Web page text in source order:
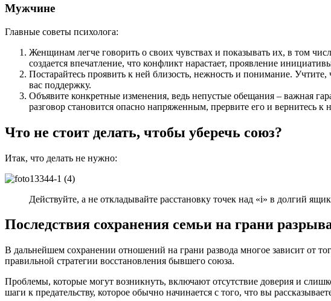
Мужчине
Главные советы психолога:
Женщинам легче говорить о своих чувствах и показывать их, в том
создается впечатление, что конфликт нарастает, проявление
Постарайтесь проявить к ней близость, нежность и понимание.
вас поддержку.
Объявите конкретные изменения, ведь непустые обещания – важная
разговор становится опасно напряженным, прервите его и вернитесь к
Что не стоит делать, чтобы уберечь союз?
Итак, что делать не нужно:
Действуйте, а не откладывайте расстановку точек над «і» в долгий
Последствия сохранения семьи на грани
В дальнейшем сохранении отношений на грани развода многое зависит от
правильной стратегии восстановления бывшего союза.
Проблемы, которые могут возникнуть, включают отсутствие доверия и
шаги к предательству, которое обычно начинается с того, что вы